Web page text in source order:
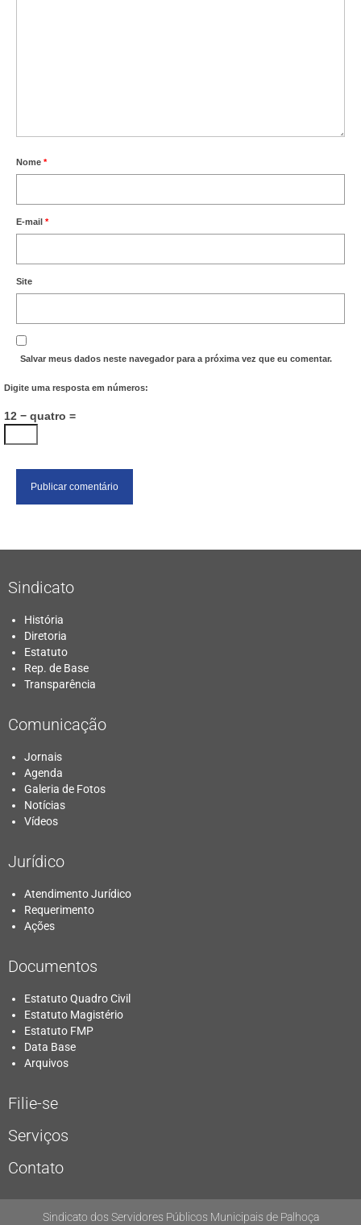
Nome *
E-mail *
Site
Salvar meus dados neste navegador para a próxima vez que eu comentar.
Digite uma resposta em números:
12 − quatro =
Sindicato
História
Diretoria
Estatuto
Rep. de Base
Transparência
Comunicação
Jornais
Agenda
Galeria de Fotos
Notícias
Vídeos
Jurídico
Atendimento Jurídico
Requerimento
Ações
Documentos
Estatuto Quadro Civil
Estatuto Magistério
Estatuto FMP
Data Base
Arquivos
Filie-se
Serviços
Contato
Sindicato dos Servidores Públicos Municipais de Palhoça